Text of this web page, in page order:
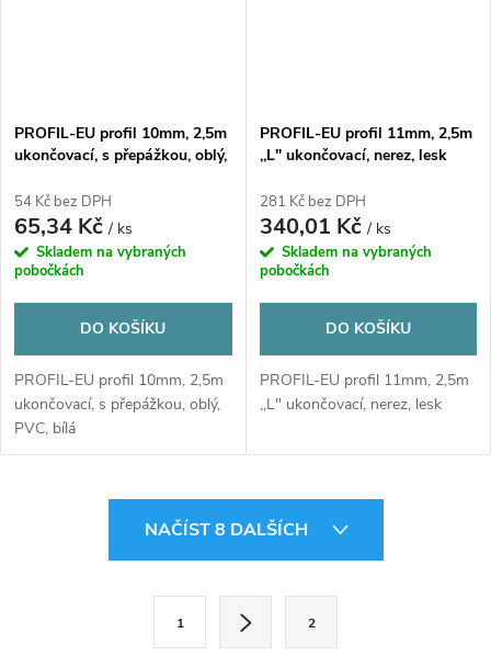
PROFIL-EU profil 10mm, 2,5m
ukončovací, s přepážkou, oblý,
54 Kč bez DPH
65,34 Kč/ ks
Skladem na vybraných
pobočkách
DO KOŠÍKU
PROFIL-EU profil 10mm, 2,5m
ukončovací, s přepážkou, oblý,
PVC, bílá
PROFIL-EU profil 11mm, 2,5m
,,L" ukončovací, nerez, lesk
281 Kč bez DPH
340,01 Kč/ ks
Skladem na vybraných
pobočkách
DO KOŠÍKU
PROFIL-EU profil 11mm, 2,5m
,,L" ukončovací, nerez, lesk
NAČÍST 8 DALŠÍCH
1 2